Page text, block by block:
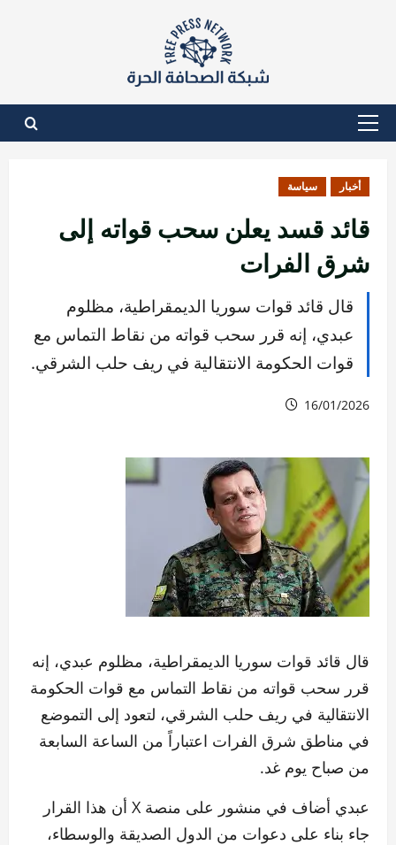
القائمة
أخبار سياسة
قائد قسد يعلن سحب قواته إلى
شرق الفرات
قال قائد قوات سوريا الديمقراطية، مظلوم
عبدي، إنه قرر سحب قواته من نقاط التماس مع
قوات الحكومة الانتقالية في ريف حلب الشرقي.
16/01/2026
قال قائد قوات سوريا الديمقراطية، مظلوم عبدي، إنه
قرر سحب قواته من نقاط التماس مع قوات الحكومة
الانتقالية في ريف حلب الشرقي، لتعود إلى التموضع
في مناطق شرق الفرات اعتباراً من الساعة السابعة
من صباح يوم غد.
عبدي أضاف في منشور على منصة X أن هذا القرار
جاء بناء على دعوات من الدول الصديقة والوسطاء،